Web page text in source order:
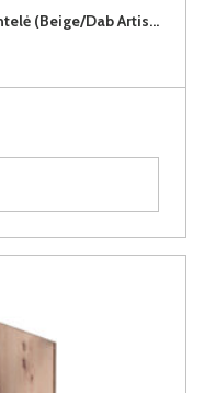
LANGEN BEIGE D60S3 virtuvės spintelė (Beige/Dab Artisan)